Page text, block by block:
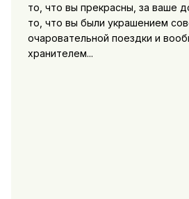
то, что вы прекрасны, за ваше
то, что вы были украшением
очаровательной поездки и
хранителем...